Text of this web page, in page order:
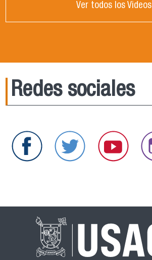
Ver todos los Videos
Redes sociales